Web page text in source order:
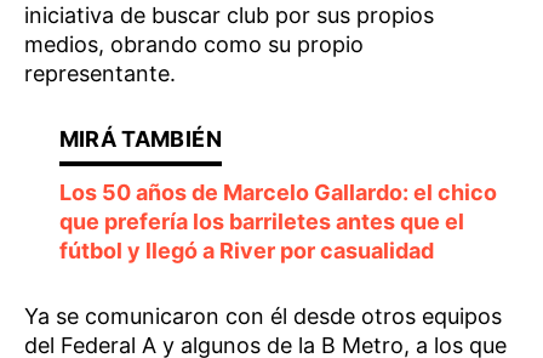
iniciativa de buscar club por sus propios
medios, obrando como su propio
representante.
Los 50 años de Marcelo Gallardo: el chico
que prefería los barriletes antes que el
fútbol y llegó a River por casualidad
Ya se comunicaron con él desde otros equipos
del Federal A y algunos de la B Metro, a los que